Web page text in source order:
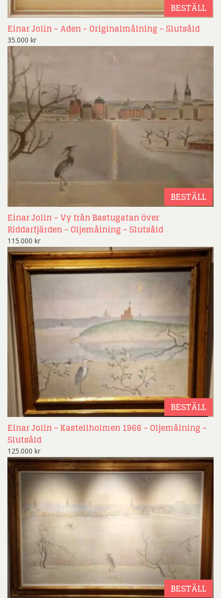
BESTÄLL
Einar Jolin – Aden – Originalmålning – Slutsåld
35.000 kr
BESTÄLL
Einar Jolin – Vy från Bastugatan över
Riddarfjärden – Oljemålning – Slutsåld
115.000 kr
BESTÄLL
Einar Jolin – Kastellholmen 1966 – Oljemålning –
Slutsåld
125.000 kr
BESTÄLL